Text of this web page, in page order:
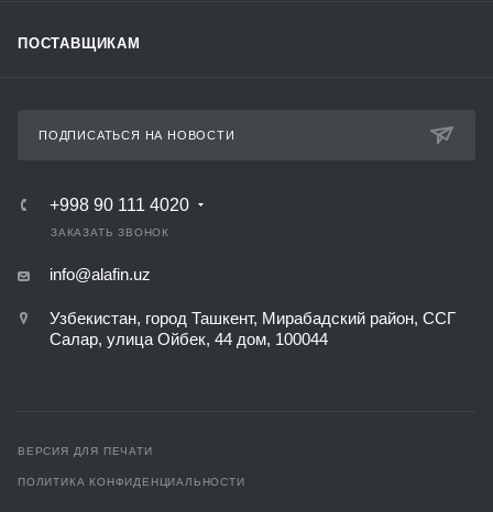
ПОСТАВЩИКАМ
ПОДПИСАТЬСЯ НА НОВОСТИ
+998 90 111 4020
ЗАКАЗАТЬ ЗВОНОК
info@alafin.uz
Узбекистан, город Ташкент, Мирабадский район, ССГ
Салар, улица Ойбек, 44 дом, 100044
ВЕРСИЯ ДЛЯ ПЕЧАТИ
ПОЛИТИКА КОНФИДЕНЦИАЛЬНОСТИ